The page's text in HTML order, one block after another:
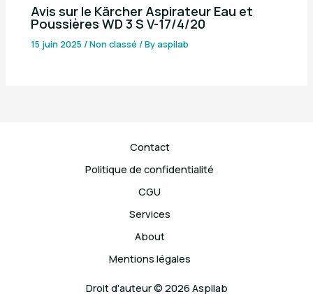
Avis sur le Kärcher Aspirateur Eau et
Poussières WD 3 S V-17/4/20
15 juin 2025/Non classé / Byaspilab
Contact
Politique de confidentialité
CGU
Services
About
Mentions légales
Droit d'auteur © 2026 Aspilab